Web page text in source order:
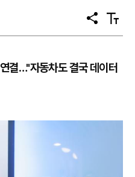
공
유
텍
스
기
결…"자동차도 결국 데이터